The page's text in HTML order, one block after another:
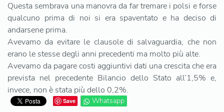
Questa sembrava una manovra da far tremare i polsi e forse
qualcuno prima di noi si era spaventato e ha deciso di
andarsene prima.
Avevamo da evitare le clausole di salvaguardia, che non
erano le stesse degli anni precedenti ma molto più alte.
Avevamo da pagare costi aggiuntivi dati una crescita che era
prevista nel precedente Bilancio dello Stato all’1,5% e,
invece, non è stata più dello 0,2%.
Save Whatsapp